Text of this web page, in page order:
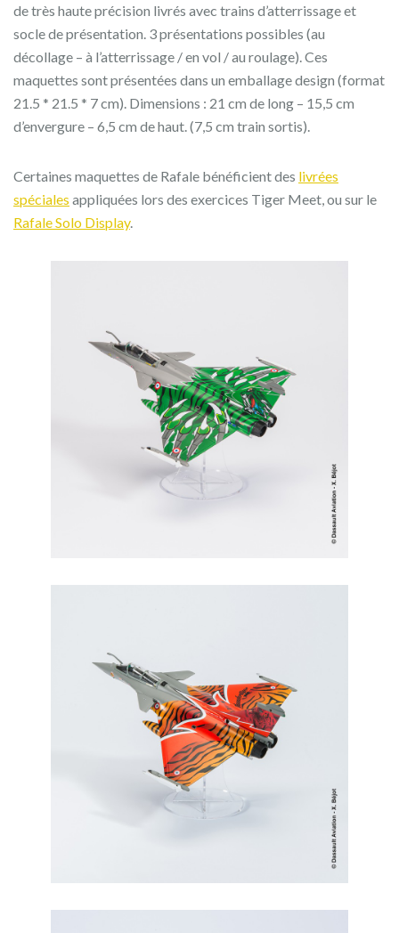
de très haute précision livrés avec trains d’atterrissage et
socle de présentation. 3 présentations possibles (au
décollage – à l’atterrissage / en vol / au roulage). Ces
maquettes sont présentées dans un emballage design (format
21.5 * 21.5 * 7 cm). Dimensions : 21 cm de long – 15,5 cm
d’envergure – 6,5 cm de haut. (7,5 cm train sortis).
Certaines maquettes de Rafale bénéficient des livrées
spéciales appliquées lors des exercices Tiger Meet, ou sur le
Rafale Solo Display.